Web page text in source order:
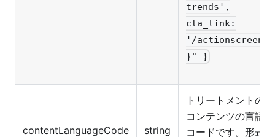
trends',
cta_link:
'/actionscreen'
}" }
contentLanguageCode string
トリートメントの
コンテンツの言語
コードです。形式: